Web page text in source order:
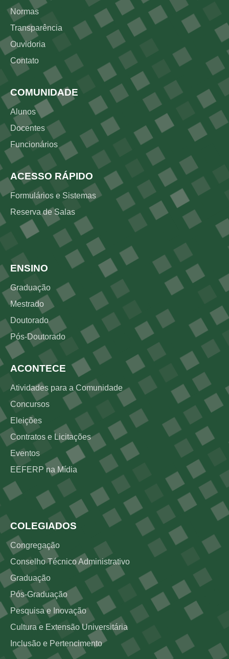
Normas
Transparência
Ouvidoria
Contato
COMUNIDADE
Alunos
Docentes
Funcionários
ACESSO RÁPIDO
Formulários e Sistemas
Reserva de Salas
Rodapé 2
ENSINO
Graduação
Mestrado
Doutorado
Pós-Doutorado
ACONTECE
Atividades para a Comunidade
Concursos
Eleições
Contratos e Licitações
Eventos
EEFERP na Mídia
Rodapé 3
COLEGIADOS
Congregação
Conselho Técnico Administrativo
Graduação
Pós-Graduação
Pesquisa e Inovação
Cultura e Extensão Universitária
Inclusão e Pertencimento